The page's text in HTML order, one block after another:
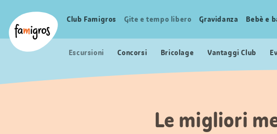
segnalibri
Logo
Navigazione
Club Famigros Gite e tempo libero Gravidanza Bebè e
Escursioni Concorsi Bricolage Vantaggi Club
Le migliori